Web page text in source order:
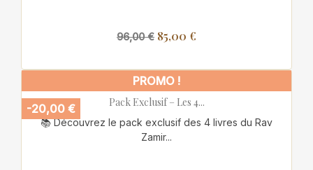
96,00 € 85,00 €
Pack Exclusif – Les 4...
📚 Découvrez le pack exclusif des 4 livres du Rav
Zamir...
PROMO !
-20,00 €